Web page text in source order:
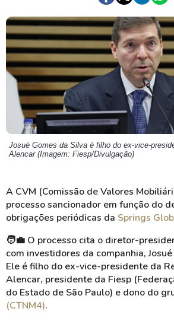
Josué Gomes da Silva é filho do ex-vice-
Alencar (Imagem: Fiesp/Divulgação)
A CVM (Comissão de Valores
processo sancionador em função do
obrigações periódicas da Springs
🧑‍💼 O processo cita o diretor-
com investidores da companhia,
Ele é filho do ex-vice-presidente da
Alencar, presidente da Fiesp
do Estado de São Paulo) e dono do
(CTNM4).